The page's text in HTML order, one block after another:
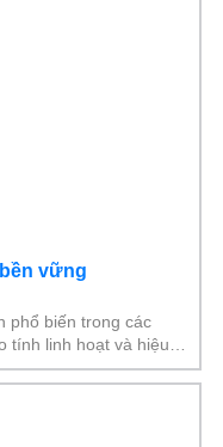
vững
phổ biến trong các
tính linh hoạt và hiệu